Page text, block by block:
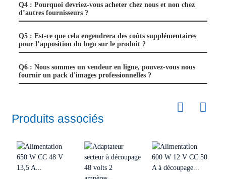
Q4 : Pourquoi devriez-vous acheter chez nous et non chez
d’autres fournisseurs ?
Q5 : Est-ce que cela engendrera des coûts supplémentaires
pour l’apposition du logo sur le produit ?
Q6 : Nous sommes un vendeur en ligne, pouvez-vous nous
fournir un pack d'images professionnelles ?
Produits associés